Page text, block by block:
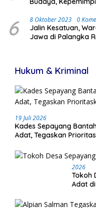
6 8 Oktober 2023 0
Jalin Kesatuan,
Jawa di Palangka
Hukum & Kriminal
19 Juli 2026
Kades Sepayang
Adat, Tegaskan
2026
Tokoh
Adat di